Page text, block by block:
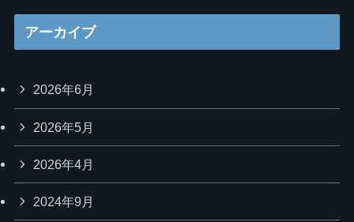
アーカイブ
2026年6月
2026年5月
2026年4月
2024年9月